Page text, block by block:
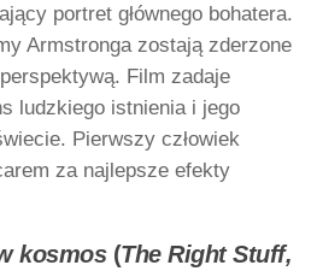
portret głównego bohatera.
Armstronga zostają zderzone
Film zadaje
ludzkiego istnienia i jego
Pierwszy człowiek
za najlepsze efekty
kosmos(The Right Stuff,